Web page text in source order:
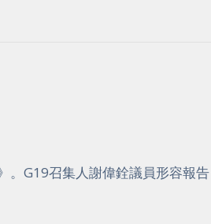
。G19召集人謝偉銓議員形容報告